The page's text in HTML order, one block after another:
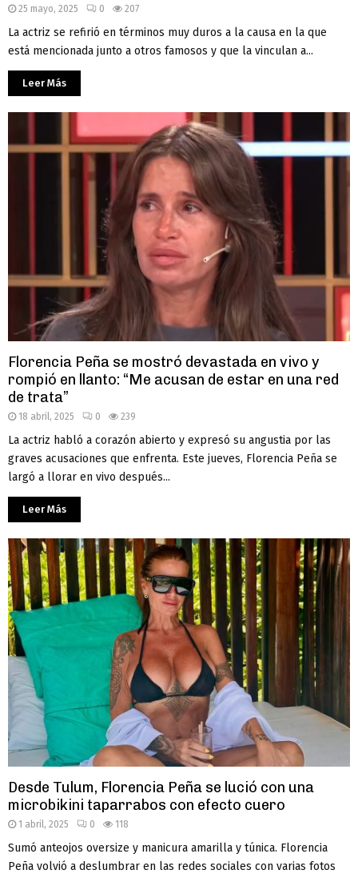
25 mayo, 2025 0 207
La actriz se refirió en términos muy duros a la causa en la que
está mencionada junto a otros famosos y que la vinculan a...
Leer Más
Florencia Peña se mostró devastada en vivo y
rompió en llanto: “Me acusan de estar en una red
de trata”
18 abril, 2025 0 239
La actriz habló a corazón abierto y expresó su angustia por las
graves acusaciones que enfrenta. Este jueves, Florencia Peña se
largó a llorar en vivo después...
Leer Más
Desde Tulum, Florencia Peña se lució con una
microbikini taparrabos con efecto cuero
1 abril, 2025 0 118
Sumó anteojos oversize y manicura amarilla y túnica. Florencia
Peña volvió a deslumbrar en las redes sociales con varias fotos